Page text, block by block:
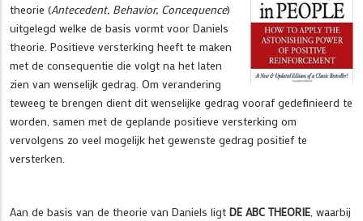
theorie (Antecedent, Behavior, Concequence)
uitgelegd welke de basis vormt voor Daniels
theorie. Positieve versterking heeft te maken
met de consequentie die volgt na het laten
zien van wenselijk gedrag. Om verandering
teweeg te brengen dient dit wenselijke gedrag vooraf gedefinieerd te
worden, samen met de geplande positieve versterking om
vervolgens zo veel mogelijk het gewenste gedrag positief te
versterken.
Aan de basis van de theorie van Daniels ligt DE ABC THEORIE , waarbij